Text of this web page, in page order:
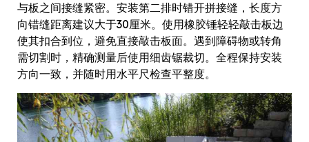
与板之间接缝紧密。安装第二排时错开拼接缝，长度方
向错缝距离建议大于30厘米。使用橡胶锤轻轻敲击板边
使其扣合到位，避免直接敲击板面。遇到障碍物或转角
需切割时，精确测量后使用细齿锯裁切。全程保持安装
方向一致，并随时用水平尺检查平整度。